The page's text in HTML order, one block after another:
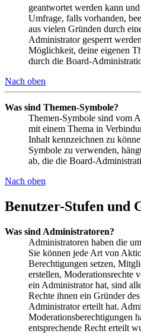
geantwortet werden kann
Umfrage, falls vorhanden,
aus vielen Gründen durch
Administrator gesperrt
Möglichkeit, deine eigenen
durch die Board-
Nach oben
Was sind Themen-Symbole?
Themen-Symbole sind vom
mit einem Thema in
Inhalt kennzeichnen zu
Symbole zu verwenden,
ab, die die Board-
Nach oben
Benutzer-Stufen und
Was sind Administratoren?
Administratoren haben die
Sie können jede Art von
Berechtigungen setzen,
erstellen, Moderationsrechte
ein Administrator hat, sind
Rechte ihnen ein Gründer
Administrator erteilt hat.
Moderationsberechtigungen
entsprechende Recht erteilt